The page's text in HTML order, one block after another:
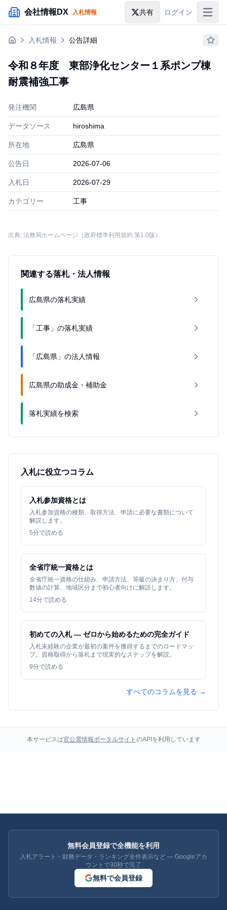
メインコンテンツにスキップ
会社情報DX 入札情報 共有 ログイン
入札情報
助成金・補助金
入札情報 公告詳細
令和８年度 東部浄化センター１系ポンプ棟
耐震補強工事
発注機関 広島県
データソース hiroshima
所在地 広島県
公告日 2026-07-06
入札日 2026-07-29
カテゴリー 工事
出典: 法務局ホームページ（政府標準利用規約 第1.0版）
関連する落札・法人情報
広島県の落札実績
「工事」の落札実績
「広島県」の法人情報
広島県の助成金・補助金
落札実績を検索
入札に役立つコラム
入札参加資格とは
入札参加資格の種類、取得方法、申請に必要な書類について
解説します。
5分で読める
全省庁統一資格とは
全省庁統一資格の仕組み、申請方法、等級の決まり方、付与
数値の計算、地域区分まで初心者向けに解説します。
14分で読める
初めての入札 — ゼロから始めるための完全ガイド
入札未経験の企業が最初の案件を獲得するまでのロードマッ
プ。資格取得から落札まで現実的なステップを解説。
9分で読める
すべてのコラムを見る →
本サービスは官公需情報ポータルサイト のAPIを利用しています
無料会員登録で全機能を利用
入札アラート・財務データ・ランキング全件表示など — Googleアカ
ウントで30秒で完了
無料で会員登録